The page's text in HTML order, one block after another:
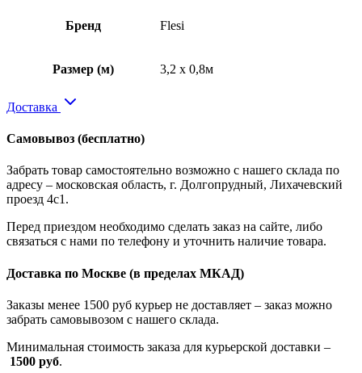
Бренд Flesi
Размер (м) 3,2 x 0,8м
Доставка
Самовывоз (бесплатно)
Забрать товар самостоятельно возможно с нашего склада по
адресу – московская область, г. Долгопрудный, Лихачевский
проезд 4с1.
Перед приездом необходимо сделать заказ на сайте, либо
связаться с нами по телефону и уточнить наличие товара.
Доставка по Москве (в пределах МКАД)
Заказы менее 1500 руб курьер не доставляет – заказ можно
забрать самовывозом с нашего склада.
Минимальная стоимость заказа для курьерской доставки –
1500 руб.